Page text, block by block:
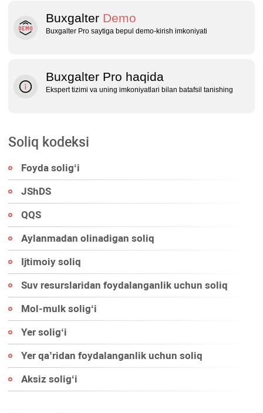
Buxgalter Demo
Buxgalter Pro saytiga bepul demo‑kirish imkoniyati
Buxgalter Pro haqida
Ekspert tizimi va uning imkoniyatlari bilan batafsil tanishing
Soliq kodeksi
Foyda soligʻi
JShDS
QQS
Aylanmadan olinadigan soliq
Ijtimoiy soliq
Suv resurslaridan foydalanganlik uchun soliq
Mol-mulk soligʻi
Yer soligʻi
Yer qa’ridan foydalanganlik uchun soliq
Aksiz soligʻi